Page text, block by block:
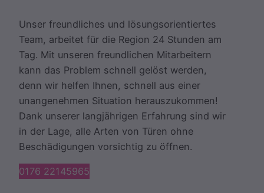
Unser freundliches und lösungsorientiertes
Team, arbeitet für die Region 24 Stunden am
Tag. Mit unseren freundlichen Mitarbeitern
kann das Problem schnell gelöst werden,
denn wir helfen Ihnen, schnell aus einer
unangenehmen Situation herauszukommen!
Dank unserer langjährigen Erfahrung sind wir
in der Lage, alle Arten von Türen ohne
Beschädigungen vorsichtig zu öffnen.
0176 22145965